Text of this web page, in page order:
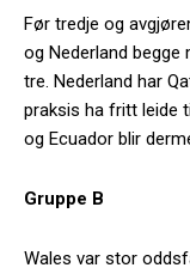
Før tredje og
og Nederland begge
tre. Nederland har
praksis ha fritt leide
og Ecuador blir
Gruppe B
Wales var stor